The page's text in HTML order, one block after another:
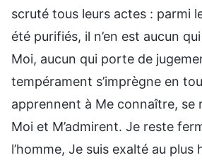
scruté tous leurs actes : parmi
été purifiés, il n’en est aucun
Moi, aucun qui porte de
tempérament s’imprègne en
apprennent à Me connaître, se
Moi et M’admirent. Je reste
l’homme, Je suis exalté au